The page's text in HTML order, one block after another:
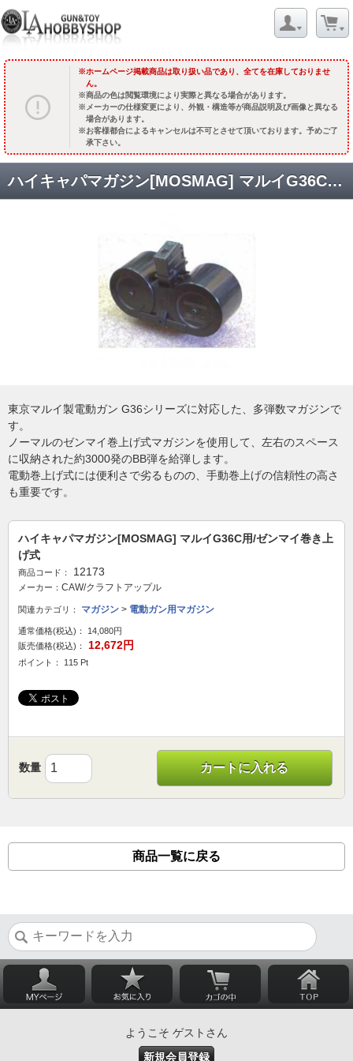
ホームページ掲載商品は取り扱い品であり、全てを在庫しておりませ
ん。
商品の色は閲覧環境により実際と異なる場合があります。
メーカーの仕様変更により、外観・構造等が商品説明及び画像と異なる
場合があります。
お客様都合によるキャンセルは不可とさせて頂いております。予めご了
承下さい。
ハイキャパマガジン[MOSMAG] マルイG36C用/ゼンマイ巻き上げ式
東京マルイ製電動ガン G36シリーズに対応した、多弾数マガジンで
す。
ノーマルのゼンマイ巻上げ式マガジンを使用して、左右のスペース
に収納された約3000発のBB弾を給弾します。
電動巻上げ式には便利さで劣るものの、手動巻上げの信頼性の高さ
も重要です。
ハイキャパマガジン[MOSMAG] マルイG36C用/ゼンマイ巻き上
げ式
商品コード： 12173
メーカー： CAW/クラフトアップル
関連カテゴリ： マガジン > 電動ガン用マガジン
通常価格(税込)：
14,080円
販売価格(税込)：
12,672円
ポイント： 115 Pt
数量 カートに入れる
商品一覧に戻る
ようこそ ゲストさん
新規会員登録